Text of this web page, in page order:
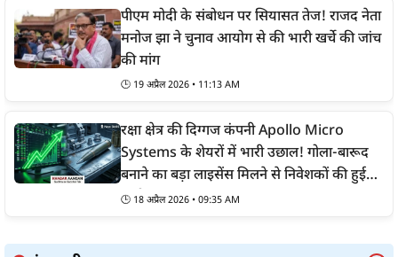
पीएम मोदी के संबोधन पर सियासत तेज! राजद नेता
मनोज झा ने चुनाव आयोग से की भारी खर्चे की जांच
की मांग
🕒 19 अप्रैल 2026 • 11:13 AM
रक्षा क्षेत्र की दिग्गज कंपनी Apollo Micro
Systems के शेयरों में भारी उछाल! गोला-बारूद
बनाने का बड़ा लाइसेंस मिलने से निवेशकों की हुई
चांदी
🕒 18 अप्रैल 2026 • 09:35 AM